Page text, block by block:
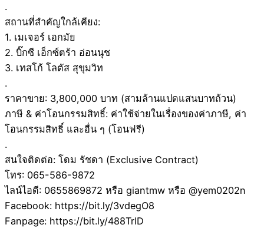
.
สถานที่สำคัญใกล้เคียง:
1. เมเจอร์ เอกมัย
2. บิ๊กซี เอ็กซ์ตร้า อ่อนนุช
3. เทสโก้ โลตัส สุขุมวิท
.
ราคาขาย: 3,800,000 บาท (สามล้านแปดแสนบาทถ้วน)
ภาษี & ค่าโอนกรรมสิทธิ์: ค่าใช้จ่ายในเรื่องของค่าภาษี, ค่า
โอนกรรมสิทธิ์ และอื่น ๆ (โอนฟรี)
.
สนใจติดต่อ: โดม รัชดา (Exclusive Contract)
โทร: 065-586-9872
ไลน์ไอดี: 0655869872 หรือ giantmw หรือ @yem0202n
Facebook: https://bit.ly/3vdegO8
Fanpage: https://bit.ly/488TrlD